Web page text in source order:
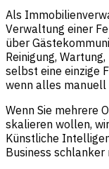
Als
Verwaltung einer
über
Reinigung,
selbst eine einzige
wenn alles manuell
Wenn Sie mehrere
skalieren wollen,
Künstliche
Business schlanker